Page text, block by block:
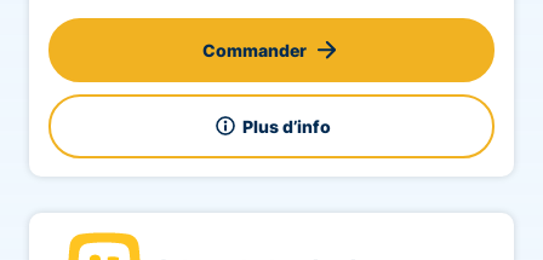
Plus d’info
Commander